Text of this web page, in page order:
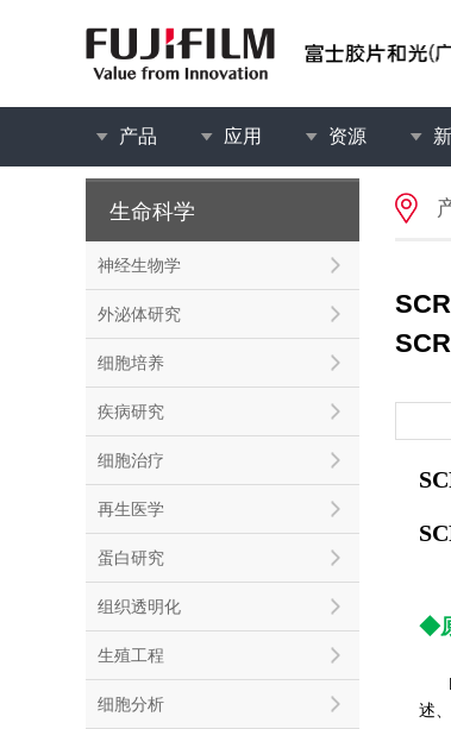
产品 应用 资源
生命科学
神经生物学
外泌体研究
细胞培养
疾病研究
细胞治疗
再生医学
蛋白研究
组织透明化
生殖工程
细胞分析
◆
述